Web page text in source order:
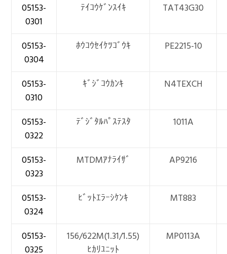
05153-
0301
ﾃｲｺｳｹﾞﾝｽｲｷ TAT43G30
05153-
0304
ﾎｳｺｳｾｲｹﾂｺﾞｳｷ PE2215-10
05153-
0310
ｷﾞｼﾞｺｳｶﾝｷ N4TEXCH
05153-
0322
ﾃﾞｼﾞﾀﾙﾊﾟｽﾃｽﾀ 1011A
05153-
0323
MTDMｱﾅﾗｲｻﾞ AP9216
05153-
0324
ﾋﾞｯﾄｴﾗｰｼｹﾝｷ MT883
05153-
0325
156/622M(1.31/1.55)
ﾋｶﾘﾕﾆｯﾄ
MP0113A